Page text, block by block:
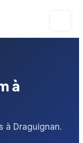
à
à Draguignan.